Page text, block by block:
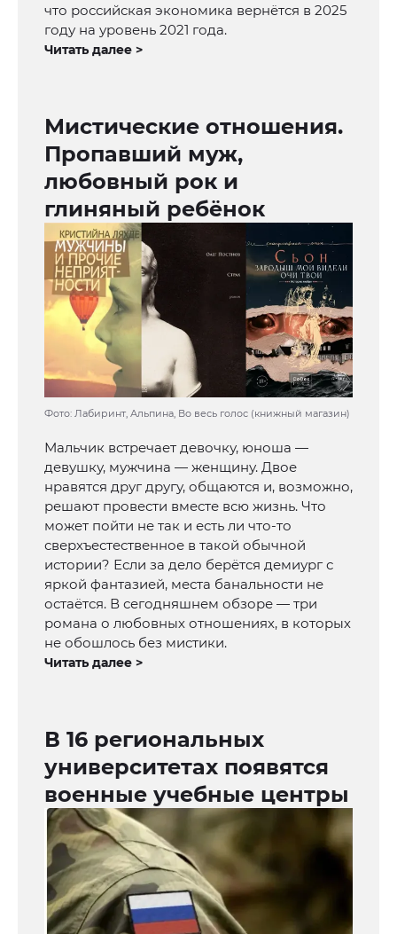
что российская экономика вернётся в 2025
году на уровень 2021 года.
Читать далее >
Мистические отношения.
Пропавший муж,
любовный рок и
глиняный ребёнок
Фото: Лабиринт, Альпина, Во весь голос (книжный магазин)
Мальчик встречает девочку, юноша —
девушку, мужчина — женщину. Двое
нравятся друг другу, общаются и, возможно,
решают провести вместе всю жизнь. Что
может пойти не так и есть ли что-то
сверхъестественное в такой обычной
истории? Если за дело берётся демиург с
яркой фантазией, места банальности не
остаётся. В сегодняшнем обзоре — три
романа о любовных отношениях, в которых
не обошлось без мистики.
Читать далее >
В 16 региональных
университетах появятся
военные учебные центры